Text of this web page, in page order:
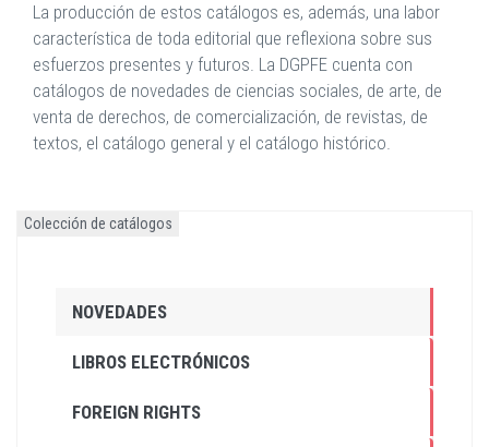
La producción de estos catálogos es, además, una labor
característica de toda editorial que reflexiona sobre sus
esfuerzos presentes y futuros. La DGPFE cuenta con
catálogos de novedades de ciencias sociales, de arte, de
venta de derechos, de comercialización, de revistas, de
textos, el catálogo general y el catálogo histórico.
Colección de catálogos
NOVEDADES
LIBROS ELECTRÓNICOS
FOREIGN RIGHTS